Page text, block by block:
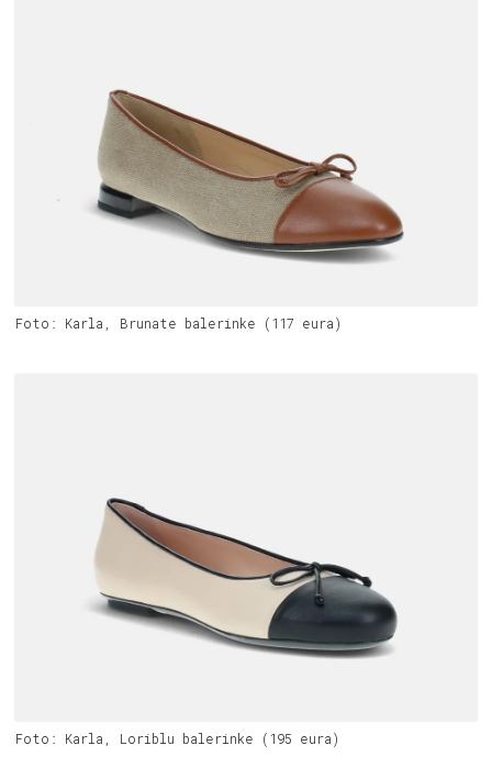
Foto: Karla, Brunate balerinke (117 eura)
Foto: Karla, Loriblu balerinke (195 eura)